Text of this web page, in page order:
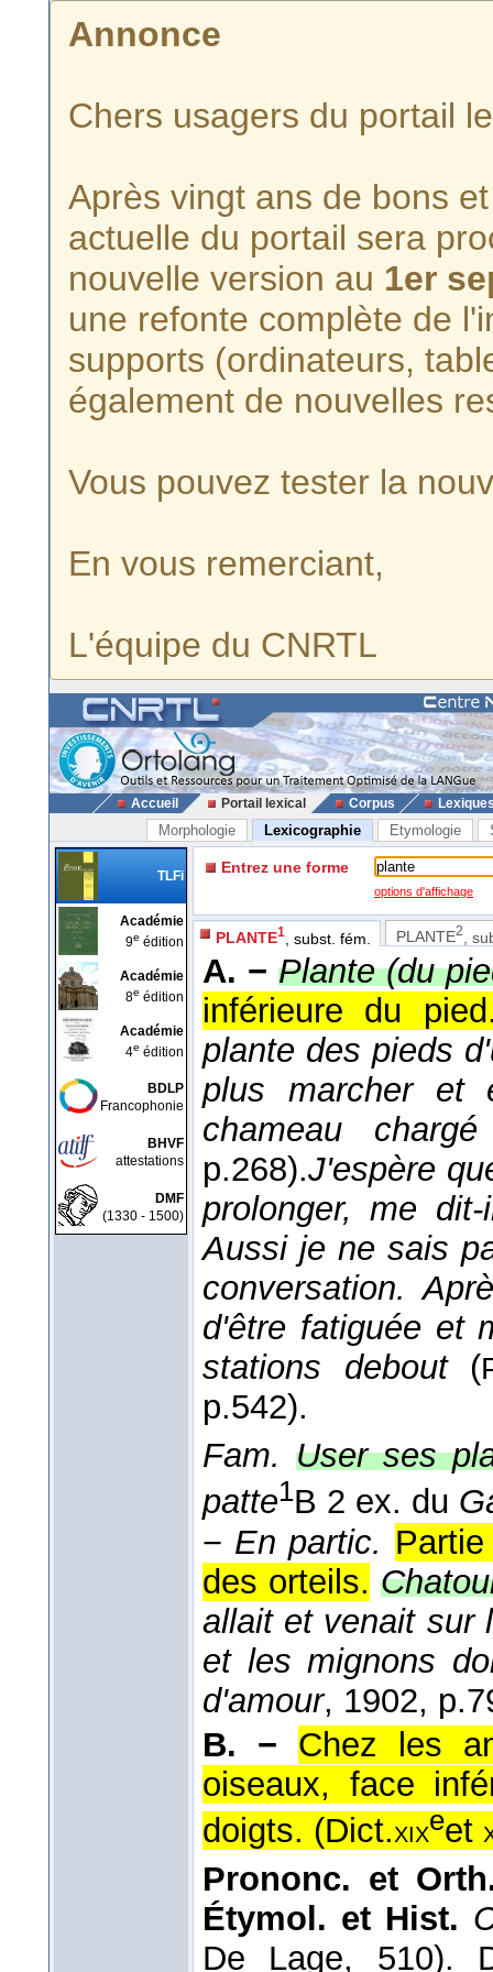
Annonce
Chers usagers du portail
Après vingt ans de bons
actuelle du portail sera
nouvelle version au 1er
une refonte complète de
supports (ordinateurs,
également de nouvelles
Vous pouvez tester la
En vous remerciant,
L'équipe du CNRTL
Accueil Portail lexical Corpus
Morphologie Lexicographie Etymologie
TLFi
Académie
9e édition
Académie
8e édition
Académie
4e édition
BDLP
Francophonie
BHVF
attestations
DMF
(1330 - 1500)
Entrez une forme
options d'affichage
PLANTE1 , subst. fém. PLANTE2 ,
A. − Plante (du
inférieure du
plante des pieds
plus marcher et
chameau
p.268).J'espère
prolonger, me
Aussi je ne sais
conversation.
d'être fatiguée et
stations debout(
p.542).
Fam. User ses
patte1B 2 ex. du
− En partic.
des orteils.
allait et venait sur
et les mignons
d'amour, 1902,
B. − Chez les
oiseaux, face
doigts. (Dict.xixeet
Prononc. et
Étymol. et Hist.
De Lage, 510).